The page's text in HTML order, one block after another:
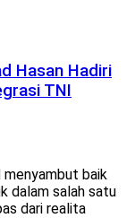
Hasan Hadiri
TNI
baik
dalam salah satu
dari realita